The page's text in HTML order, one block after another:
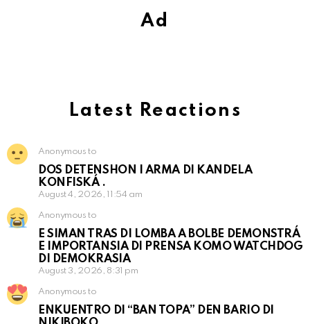
Ad
Latest Reactions
Anonymous to
DOS DETENSHON I ARMA DI KANDELA
KONFISKÁ .
August 4, 2026, 11:54 am
Anonymous to
E SIMAN TRAS DI LOMBA A BOLBE DEMONSTRÁ
E IMPORTANSIA DI PRENSA KOMO WATCHDOG
DI DEMOKRASIA
August 3, 2026, 8:31 pm
Anonymous to
ENKUENTRO DI “BAN TOPA” DEN BARIO DI